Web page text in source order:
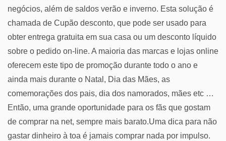
negócios, além de saldos verão e inverno. Esta solução é
chamada de Cupão desconto, que pode ser usado para
obter entrega gratuita em sua casa ou um desconto líquido
sobre o pedido on-line. A maioria das marcas e lojas online
oferecem este tipo de promoção durante todo o ano e
ainda mais durante o Natal, Dia das Mães, as
comemorações dos pais, dia dos namorados, mães etc …
Então, uma grande oportunidade para os fãs que gostam
de comprar na net, sempre mais barato.Uma dica para não
gastar dinheiro à toa é jamais comprar nada por impulso.